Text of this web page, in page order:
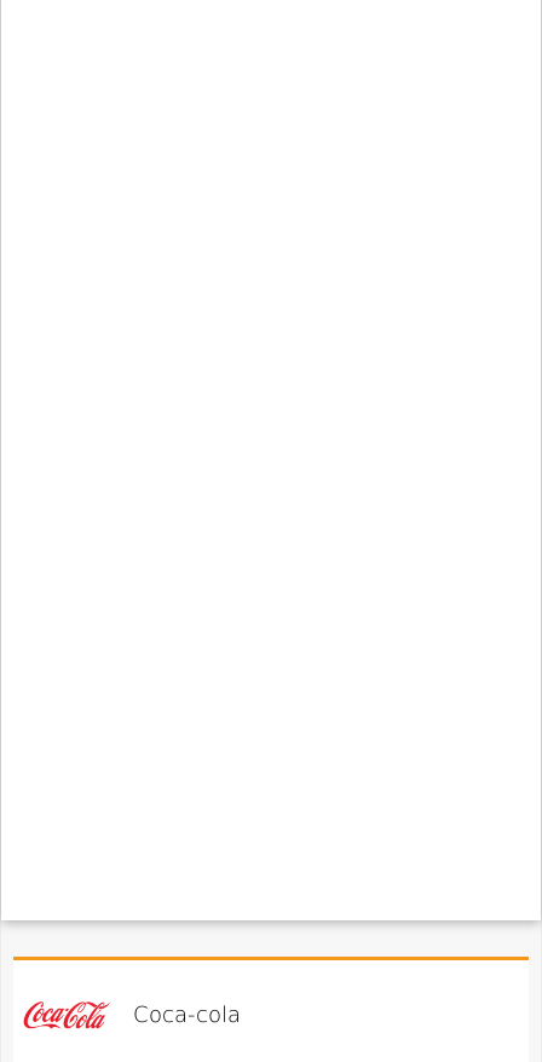
Coca-cola